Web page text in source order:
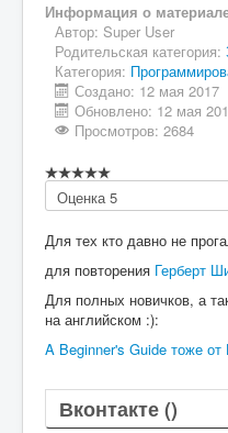
Информация о
Автор: Super User
Родительская категория:
Категория:
Создано: 12 мая 2017
Обновлено: 12 мая
Просмотров: 2684
Пожалуйста,
оцените
Для тех кто давно не
для повторения Герберт
Для полных новичков, а
на английском :):
A Beginner's Guide тоже
Вконтакте ()